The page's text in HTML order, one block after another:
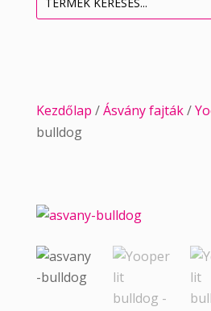
Kezdőlap /Ásvány fajták/
bulldog